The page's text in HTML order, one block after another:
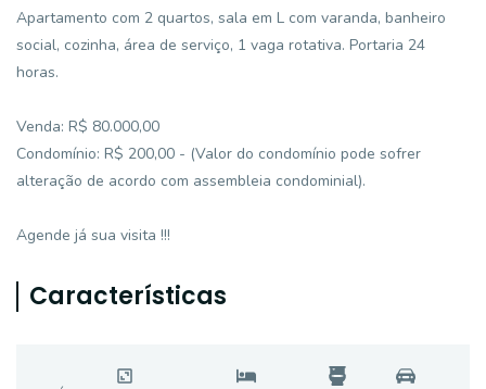
Apartamento com 2 quartos, sala em L com varanda, banheiro
social, cozinha, área de serviço, 1 vaga rotativa. Portaria 24
horas.
Venda: R$ 80.000,00
Condomínio: R$ 200,00 - (Valor do condomínio pode sofrer
alteração de acordo com assembleia condominial).
Agende já sua visita !!!
Características